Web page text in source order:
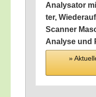
Ana­ly­sa­tor
ter,
Scan­ner
Ana­ly­se und
»